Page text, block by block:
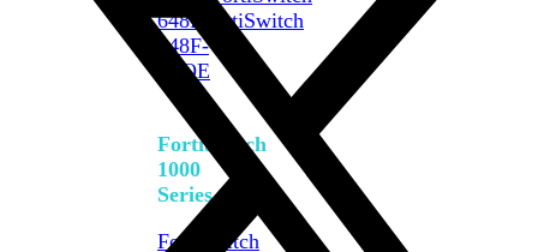
648F
FortiSwitch
648F-
FPOE
FortiSwitch
1000
Series
FortiSwitch